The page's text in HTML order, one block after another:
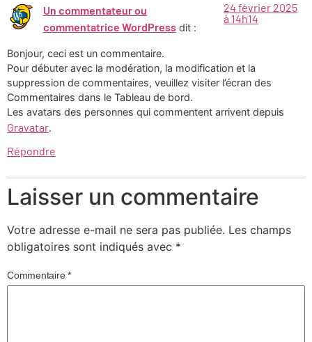
Un commentateur ou
commentatrice WordPress dit :
24 février 2025
à 14h14
Bonjour, ceci est un commentaire.
Pour débuter avec la modération, la modification et la
suppression de commentaires, veuillez visiter l’écran des
Commentaires dans le Tableau de bord.
Les avatars des personnes qui commentent arrivent depuis
Gravatar.
Répondre
Laisser un commentaire
Votre adresse e-mail ne sera pas publiée. Les champs
obligatoires sont indiqués avec *
Commentaire*